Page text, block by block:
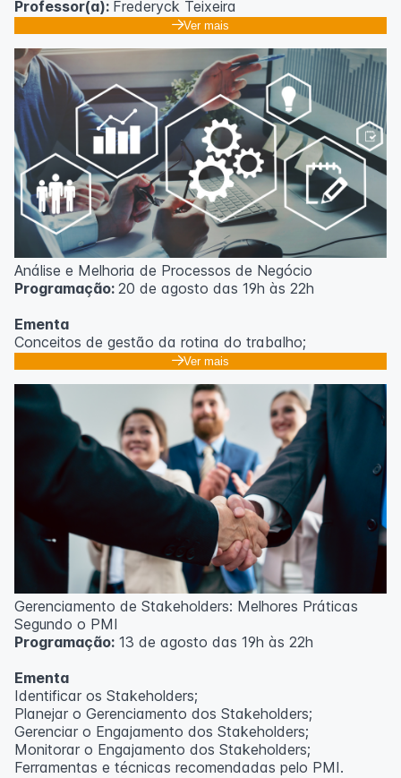
Professor(a): Frederyck Teixeira
Ver mais
Análise e Melhoria de Processos de Negócio
Programação: 20 de agosto das 19h às 22h
Ementa
Conceitos de gestão da rotina do trabalho;
Promoção de mudanças através do 5S;
resultados;
Método PDCA de gestão;
Técnicas de padronização do trabalho.
Metodologia
100% da carga horária do curso são realizadas com
aulas ao vivo.
As aulas podem ser assistidas por computador, celular
Outras informações
O curso pode sofrer alteração de dados e horário e os
inscritos serão avisados ​​antecipadamente.
O IPETEC reserva-se o direito de não realizar o curso
Professor(a):Frederyck Teixeira
Ver mais
Gerenciamento de Stakeholders: Melhores Práticas
Segundo o PMI
Programação: 13 de agosto das 19h às 22h
Ementa
Identificar os Stakeholders;
Planejar o Gerenciamento dos Stakeholders;
Gerenciar o Engajamento dos Stakeholders;
Monitorar o Engajamento dos Stakeholders;
Ferramentas e técnicas recomendadas pelo PMI.